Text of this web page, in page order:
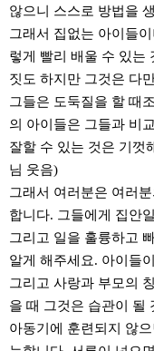
않으니 스스로 방법을
그래서 집없는 아이들
렇게 빨리 배울 수 있는
짓도 하지만 그것은 다
그들은 도둑질을 할 때
의 아이들은 그들과 비
잘할 수 있는 것은 기껏
님 웃음)
그래서 여러분은 여러
합니다. 그들에게 집안
그리고 일을 훌륭하고
알게 해주세요. 아이들
그리고 사랑과 부모의
을 때 그것은 습관이 될
아동기에 훈련되지 않